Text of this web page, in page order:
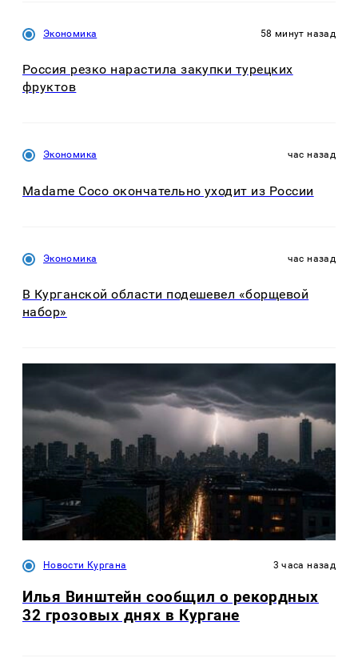
Экономика 58 минут назад
Россия резко нарастила закупки турецких
фруктов
Экономика час назад
Madame Coco окончательно уходит из России
Экономика час назад
В Курганской области подешевел «борщевой
набор»
Новости Кургана 3 часа назад
Илья Винштейн сообщил о рекордных
32 грозовых днях в Кургане